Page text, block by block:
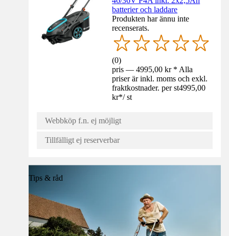
batterier och laddare
Produkten har ännu inte
recenserats.
(0)
pris — 4995,00 kr * Alla
priser är inkl. moms och exkl.
fraktkostnader. per st4995,00
kr*/ st
Webbköp f.n. ej möjligt
Tillfälligt ej reserverbar
Tips & råd